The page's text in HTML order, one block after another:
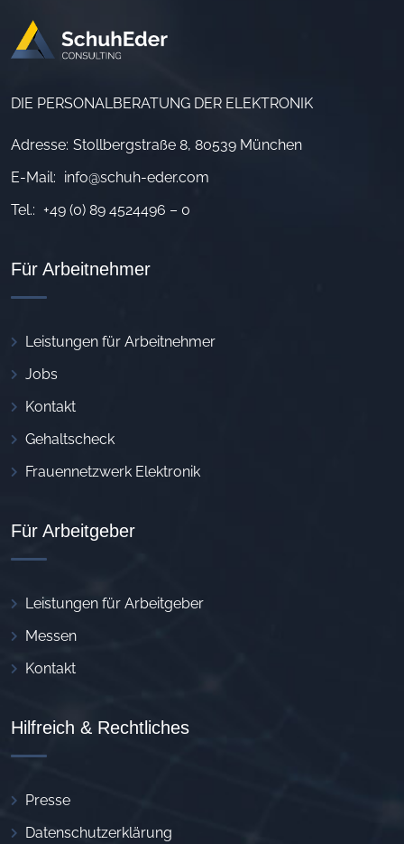
DIE PERSONALBERATUNG DER ELEKTRONIK
Adresse: Stollbergstraße 8, 80539 München
E-Mail: info@schuh-eder.com
Tel.: +49 (0) 89 4524496 – 0
Für Arbeitnehmer
Leistungen für Arbeitnehmer
Jobs
Kontakt
Gehaltscheck
Frauennetzwerk Elektronik
Für Arbeitgeber
Leistungen für Arbeitgeber
Messen
Kontakt
Hilfreich & Rechtliches
Presse
Datenschutzerklärung